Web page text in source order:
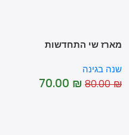
שי התחדשות
בגינה
80.00
70.00₪